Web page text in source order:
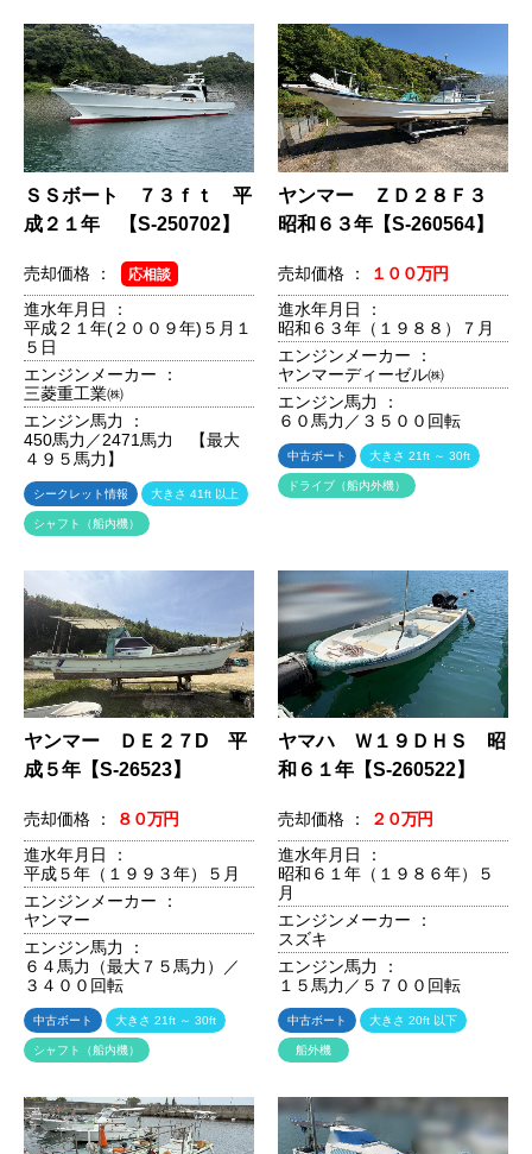
ＳＳボート ７３ｆｔ 平
成２１年 【S-250702】
売却価格 ： 応相談
進水年月日 ：
平成２１年(２００９年)５月１
５日
エンジンメーカー ：
三菱重工業㈱
エンジン馬力 ：
450馬力／2471馬力 【最大
４９５馬力】
シークレット情報 大きさ 41ft 以上
シャフト（船内機）
ヤンマー ＺＤ２８Ｆ３
昭和６３年【S-260564】
売却価格 ：
１００万円
進水年月日 ：
昭和６３年（１９８８）７月
エンジンメーカー ：
ヤンマーディーゼル㈱
エンジン馬力 ：
６０馬力／３５００回転
中古ボート 大きさ 21ft ～ 30ft
ドライブ（船内外機）
ヤンマー ＤＥ２７D 平
成５年【S-26523】
売却価格 ：
８０万円
進水年月日 ：
平成５年（１９９３年）５月
エンジンメーカー ：
ヤンマー
エンジン馬力 ：
６４馬力（最大７５馬力）／
３４００回転
中古ボート 大きさ 21ft ～ 30ft
シャフト（船内機）
ヤマハ Ｗ１９ＤＨＳ 昭
和６１年【S-260522】
売却価格 ：
２０万円
進水年月日 ：
昭和６１年（１９８６年）５
月
エンジンメーカー ：
スズキ
エンジン馬力 ：
１５馬力／５７００回転
中古ボート 大きさ 20ft 以下
船外機